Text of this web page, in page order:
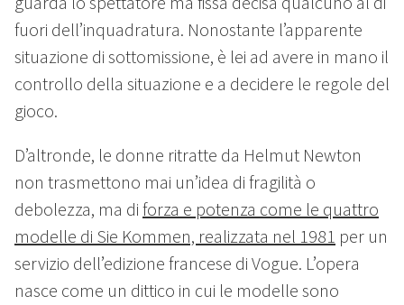
fuori dell’inquadratura. Nonostante l’apparente
situazione di sottomissione, è lei ad avere in mano il
controllo della situazione e a decidere le regole del
gioco.
D’altronde, le donne ritratte da Helmut Newton
non trasmettono mai un’idea di fragilità o
debolezza, ma di forza e potenza come le quattro
modelle di Sie Kommen, realizzata nel 1981 per un
servizio dell’edizione francese di Vogue. L’opera
nasce come un dittico in cui le modelle sono